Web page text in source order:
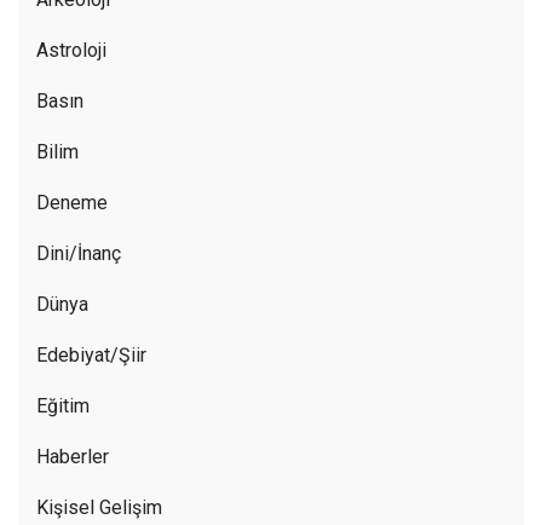
Astroloji
Basın
Bilim
Deneme
Dini/İnanç
Dünya
Edebiyat/Şiir
Eğitim
Haberler
Kişisel Gelişim